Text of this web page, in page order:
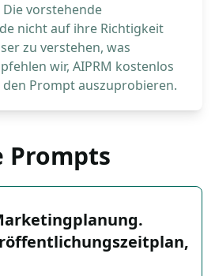
Die vorstehende
nicht auf ihre Richtigkeit
zu verstehen, was
wir, AIPRM kostenlos
Prompt auszuprobieren.
Prompts